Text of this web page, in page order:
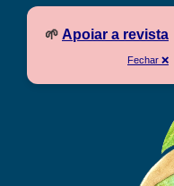
🌱 Apoiar a revista
Fechar ❌